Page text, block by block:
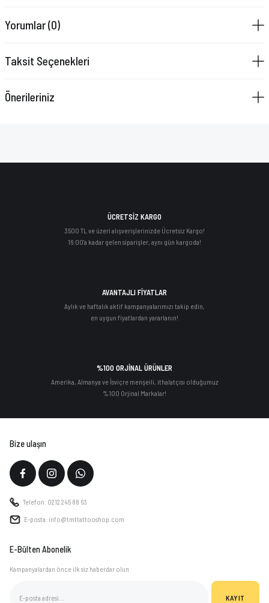
Yorumlar (0)
Taksit Seçenekleri
Önerileriniz
ÜCRETSİZ KARGO
3500 TL ve üzeri alışverişlerinizde Ücretsiz Kargo!
16:00'a kadar gelen siparişler, aynı gün kargoda!
AVANTAJLI FİYATLAR
Aylık ve haftalık aktif kampanyalarımızı takip edin,
en uygun fiyatlardan yararlanın!
%100 ORJİNAL ÜRÜNLER
Amerika, Almanya ve İsviçre menşeili, ithalatçısı olduğumuz
%100 Orjinal Markalar!
Bize ulaşın
Telefon: 0212 245 88 63
E-posta: info@tmttattooshop.com
E-Bülten Abonelik
Kampanyalardan önce ilk siz haberdar olun.
KAYIT